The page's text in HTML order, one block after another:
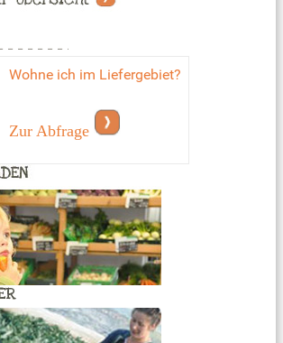
Wohne ich im Liefergebiet?
Zur Abfrage